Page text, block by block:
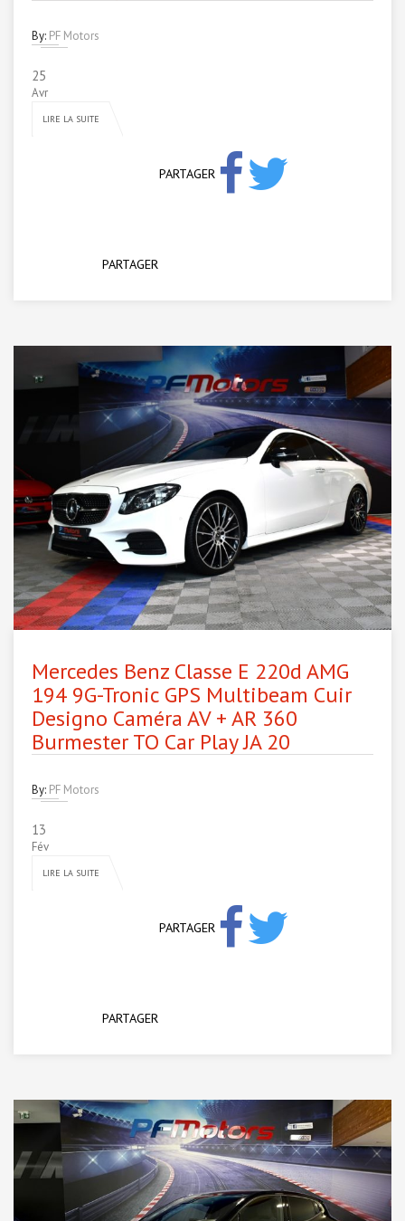
By: PF Motors
25
Avr
LIRE LA SUITE
PARTAGER
PARTAGER
Mercedes Benz Classe E 220d AMG
194 9G-Tronic GPS Multibeam Cuir
Designo Caméra AV + AR 360
Burmester TO Car Play JA 20
By: PF Motors
13
Fév
LIRE LA SUITE
PARTAGER
PARTAGER